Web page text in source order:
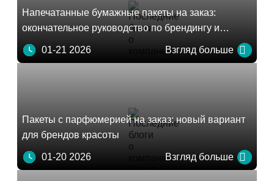
Напечатанные бумажные пакеты на заказ:
окончательное руководство по брендингу и
устойчивому развитию
01-21 2026 Взгляд больше
Пакеты с парфюмерией на заказ: новый вариант
для брендов красоты
01-20 2026 Взгляд больше